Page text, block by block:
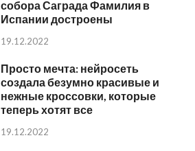
собора Саграда Фамилия в
Испании достроены
19.12.2022
Просто мечта: нейросеть
создала безумно красивые и
нежные кроссовки, которые
теперь хотят все
19.12.2022